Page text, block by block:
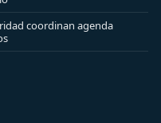
coordinan agenda